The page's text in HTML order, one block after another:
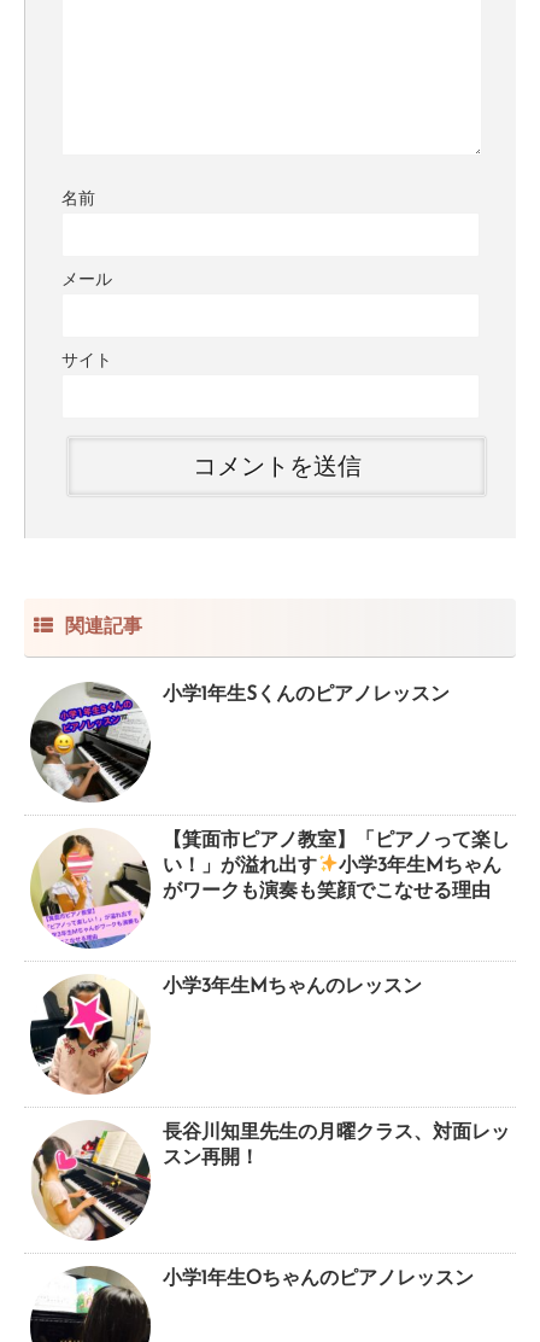
名前
メール
サイト
関連記事
小学1年生Sくんのピアノレッスン
【箕面市ピアノ教室】「ピアノって楽し
い！」が溢れ出す
小学3年生Mちゃん
がワークも演奏も笑顔でこなせる理由
小学3年生Mちゃんのレッスン
長谷川知里先生の月曜クラス、対面レッ
スン再開！
小学1年生Oちゃんのピアノレッスン